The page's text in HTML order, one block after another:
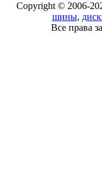
Copyright © 2006-
шины,
Все права